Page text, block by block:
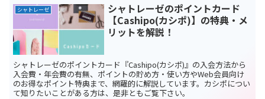
シャトレーゼ
シャトレーゼのポイントカード
【Cashipo(カシポ)】の特典・メ
リットを解説！
シャトレーゼのポイントカード『Cashipo(カシポ)』の入会方法から
入会費・年会費の有無、ポイントの貯め方・使い方やWeb会員向け
のお得なポイント特典まで、網羅的に解説しています。カシポについ
て知りたいことがある方は、是非ともご覧下さい。